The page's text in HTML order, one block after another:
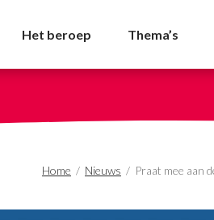
van
Het beroep Thema’s
Home / Nieuws / Praat mee aan